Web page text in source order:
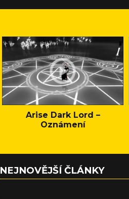
Arise Dark Lord –
Oznámení
NEJNOVĚJŠÍ ČLÁNKY